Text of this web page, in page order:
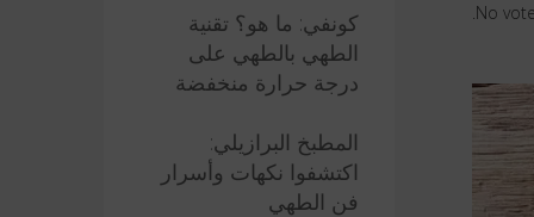
No
كونفي: ما هو؟ تقنية
الطهي بالطهي على
درجة حرارة منخفضة
المطبخ البرازيلي:
اكتشفوا نكهات وأسرار
فن الطهي